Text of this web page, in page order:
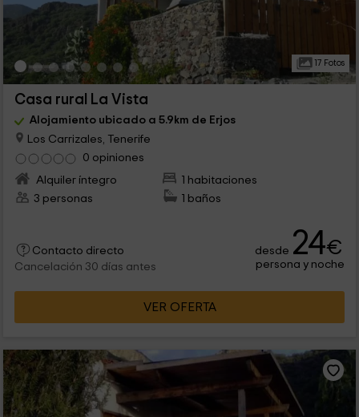
17 Fotos
Casa rural La Vista
Alojamiento ubicado a 5.9km de Erjos
Los Carrizales, Tenerife
0 opiniones
Alquiler íntegro
1 habitaciones
3 personas
1 baños
Contacto directo
Cancelación 30 días antes
desde 24€
persona y noche
VER OFERTA